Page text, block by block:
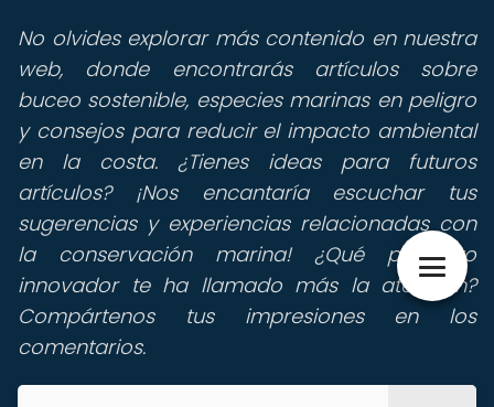
No olvides explorar más contenido en nuestra
web, donde encontrarás artículos sobre
buceo sostenible, especies marinas en peligro
y consejos para reducir el impacto ambiental
en la costa. ¿Tienes ideas para futuros
artículos? ¡Nos encantaría escuchar tus
sugerencias y experiencias relacionadas con
la conservación marina! ¿Qué proyecto
innovador te ha llamado más la atención?
Compártenos tus impresiones en los
comentarios.